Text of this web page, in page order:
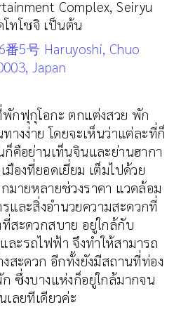
Complex, Seiryu
โทโชจิ เป็นต้น
番5号 Haruyoshi, Chuo
Japan
กฟุกุโอกะ ตกแต่งสวย พัก
างง่าย โดยจะเห็นว่าแต่ละที่ก็
ก็คือย่านเท็นจินและย่านฮากา
มืองที่ยอดเยี่ยม เต็มไปด้วย
มายหลายช่วงราคา แวดล้อม
และสิ่งอำนวยความสะดวกที่
สะดวกสบาย อยู่ใกล้กับ
ะรถไฟฟ้า จึงทำให้สามารถ
งสะดวก อีกทั้งยังมีสถานที่ท่อง
ซึ่งบางแห่งก็อยู่ใกล้มากจน
เลยทีเดียวค่ะ